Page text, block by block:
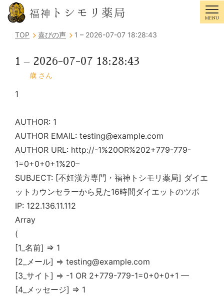
福神 トシモリ薬局 MENU
TOP
喜びの声 1 – 2026-07-07 18:28:43
1 – 2026-07-07 18:28:43
歳 さん
1
AUTHOR: 1
AUTHOR EMAIL: testing@example.com
AUTHOR URL: http://-1%20OR%202+779-779-
1=0+0+0+1%20–
SUBJECT: [不妊漢方専門・福神トシモリ薬局] ダイエ
ットカウンセラーから見た16時間ダイエットのツボ
IP: 122.136.11.112
Array
(
[1_名前] => 1
[2_メール] => testing@example.com
[3_サイト] => -1 OR 2+779-779-1=0+0+0+1 —
[4_メッセージ] => 1